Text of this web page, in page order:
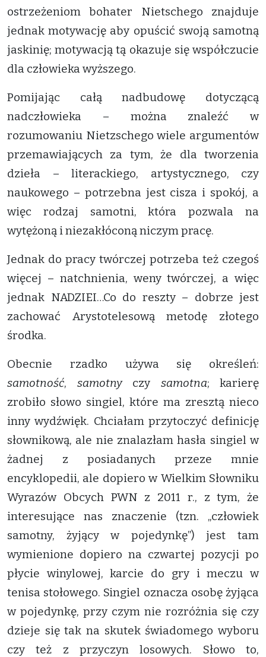
ostrzeżeniom bohater Nietschego znajduje
jednak motywację aby opuścić swoją samotną
jaskinię; motywacją tą okazuje się współczucie
dla człowieka wyższego.
Pomijając całą nadbudowę dotyczącą
nadczłowieka – można znaleźć w
rozumowaniu Nietzschego wiele argumentów
przemawiających za tym, że dla tworzenia
dzieła – literackiego, artystycznego, czy
naukowego – potrzebna jest cisza i spokój, a
więc rodzaj samotni, która pozwala na
wytężoną i niezakłóconą niczym pracę.
Jednak do pracy twórczej potrzeba też czegoś
więcej – natchnienia, weny twórczej, a więc
jednak NADZIEI…Co do reszty – dobrze jest
zachować Arystotelesową metodę złotego
środka.
Obecnie rzadko używa się określeń:
samotność, samotny czy samotna; karierę
zrobiło słowo singiel, które ma zresztą nieco
inny wydźwięk. Chciałam przytoczyć definicję
słownikową, ale nie znalazłam hasła singiel w
żadnej z posiadanych przeze mnie
encyklopedii, ale dopiero w Wielkim Słowniku
Wyrazów Obcych PWN z 2011 r., z tym, że
interesujące nas znaczenie (tzn. „człowiek
samotny, żyjący w pojedynkę”) jest tam
wymienione dopiero na czwartej pozycji po
płycie winylowej, karcie do gry i meczu w
tenisa stołowego. Singiel oznacza osobę żyjąca
w pojedynkę, przy czym nie rozróżnia się czy
dzieje się tak na skutek świadomego wyboru
czy też z przyczyn losowych. Słowo to,